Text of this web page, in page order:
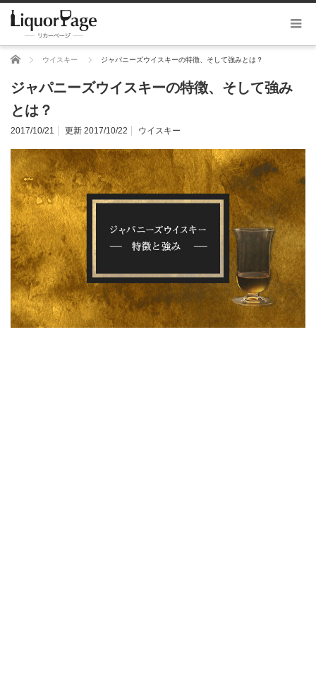
ホーム ウイスキー ジャパニーズウイスキーの特徴、そして強みとは？
ジャパニーズウイスキーの特徴、そして強み
とは？
2017/10/21 更新 2017/10/22 ウイスキー